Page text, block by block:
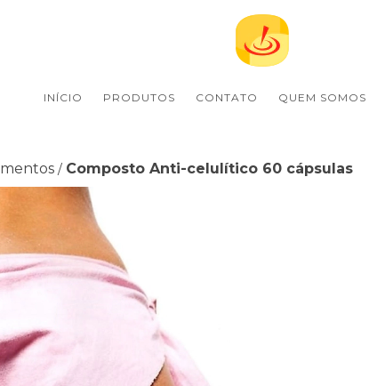
INÍCIO PRODUTOS CONTATO QUEM SOMOS
/ Composto Anti-celulítico 60 cápsulas